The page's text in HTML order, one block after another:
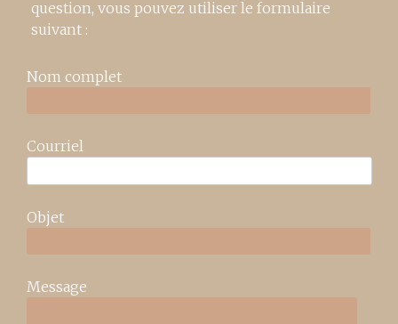
question, vous pouvez utiliser le formulaire
suivant :
Nom complet
Courriel
Objet
Message